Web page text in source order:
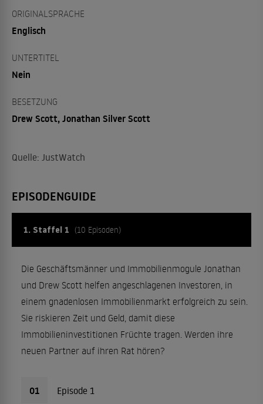
ORIGINALSPRACHE
Englisch
UNTERTITEL
Nein
BESETZUNG
Drew Scott, Jonathan Silver Scott
Quelle: JustWatch
EPISODENGUIDE
1. Staffel 1 (10 Episoden)
Die Geschäftsmänner und Immobilienmogule Jonathan
und Drew Scott helfen angeschlagenen Investoren, in
einem gnadenlosen Immobilienmarkt erfolgreich zu sein.
Sie riskieren Zeit und Geld, damit diese
Immobilieninvestitionen Früchte tragen. Werden ihre
neuen Partner auf ihren Rat hören?
01 Episode 1